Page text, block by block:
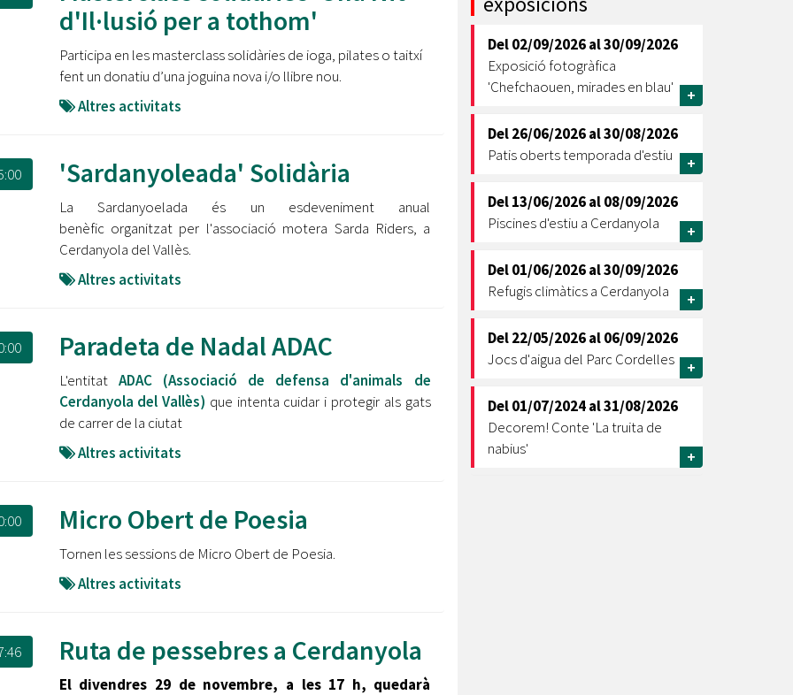
Ètica i Integritat
Retiment de Comptes
Dades Obertes
Catàleg de Serveis i Tràmits
Oberta la convocatòria d'Ajuts per a l'autoocupació
jove 2026
Cerdanyola opta a més de 5 milions d'euros del Pla de
Barris per transformar les Fontetes, Quatre Cantons i
l'entorn de l'avinguda Catalunya
L’Ajuntament reparteix ulleres gratuïtes per veure
l'eclipsi solar
Equipaments
Mercats Municipals
Webs Municipals
d'Il·lusió per a tothom'
Participa en les masterclass solidàries de ioga, pilates o taitxí
fent un donatiu d’una joguina nova i/o llibre nou.
Altres activitats
'Sardanyoleada' Solidària
La Sardanyoelada és un esdeveniment anual
benèfic organitzat per l'associació motera Sarda Riders, a
Cerdanyola del Vallès.
Altres activitats
Paradeta de Nadal ADAC
L'entitat ADAC (Associació de defensa d'animals de
Cerdanyola del Vallès) que intenta cuidar i protegir als gats
de carrer de la ciutat
Altres activitats
Micro Obert de Poesia
Tornen les sessions de Micro Obert de Poesia.
Altres activitats
Ruta de pessebres a Cerdanyola
El divendres 29 de novembre, a les 17 h, quedarà
Del02/09/2026al30/09/2026
Exposició fotogràfica
'Chefchaouen, mirades en blau'
+
Del26/06/2026al30/08/2026
Patis oberts temporada d'estiu
+
Del13/06/2026al08/09/2026
Piscines d'estiu a Cerdanyola
+
Del01/06/2026al30/09/2026
Refugis climàtics a Cerdanyola
+
Del22/05/2026al06/09/2026
Jocs d'aigua del Parc Cordelles
+
Del01/07/2024al31/08/2026
Decorem! Conte 'La truita de
nabius'
+